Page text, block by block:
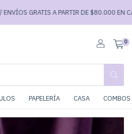
GRATIS A PARTIR DE $80.000 EN
0
PAPELERÍA CASA